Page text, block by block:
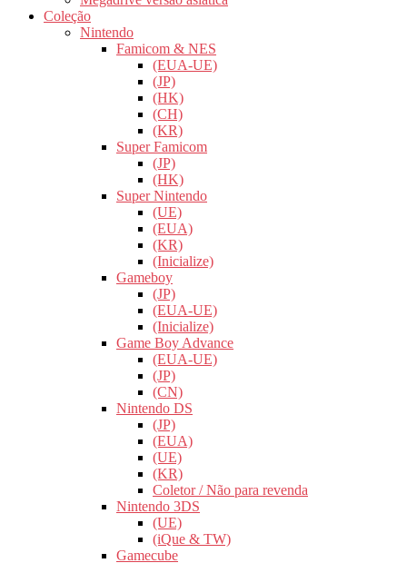
Coleção
Nintendo
Famicom & NES
(EUA-UE)
(JP)
(HK)
(CH)
(KR)
Super Famicom
(JP)
(HK)
Super Nintendo
(UE)
(EUA)
(KR)
(Inicialize)
Gameboy
(JP)
(EUA-UE)
(Inicialize)
Game Boy Advance
(EUA-UE)
(JP)
(CN)
Nintendo DS
(JP)
(EUA)
(UE)
(KR)
Coletor / Não para revenda
Nintendo 3DS
(UE)
(iQue & TW)
Gamecube